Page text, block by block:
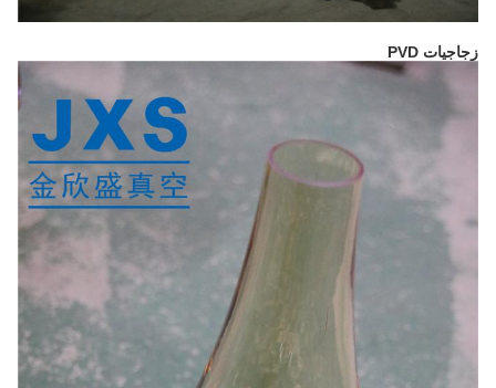
زجاجيات PVD